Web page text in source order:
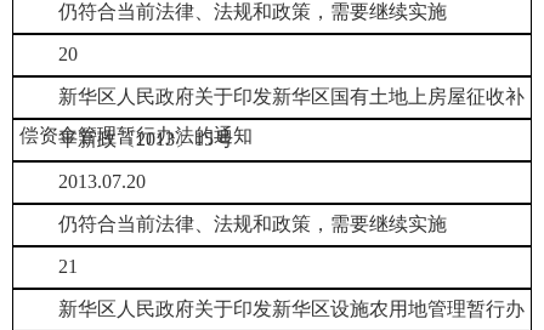
仍符合当前法律、法规和政策，需要继续实施
20
新华区人民政府关于印发新华区国有土地上房屋征收补
偿资金管理暂行办法的通知
平新政〔2013〕15号
2013.07.20
仍符合当前法律、法规和政策，需要继续实施
21
新华区人民政府关于印发新华区设施农用地管理暂行办